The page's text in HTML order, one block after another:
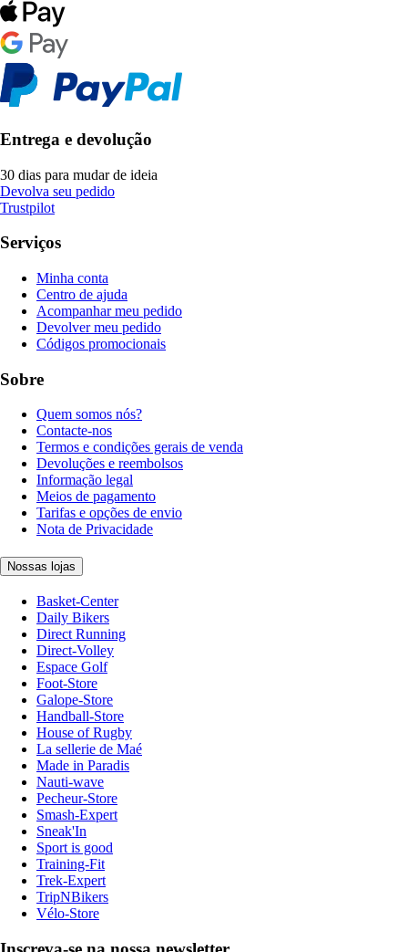
Entrega e devolução
30 dias para mudar de ideia
Devolva seu pedido
Trustpilot
Serviços
Minha conta
Centro de ajuda
Acompanhar meu pedido
Devolver meu pedido
Códigos promocionais
Sobre
Quem somos nós?
Contacte-nos
Termos e condições gerais de venda
Devoluções e reembolsos
Informação legal
Meios de pagamento
Tarifas e opções de envio
Nota de Privacidade
Nossas lojas
Basket-Center
Daily Bikers
Direct Running
Direct-Volley
Espace Golf
Foot-Store
Galope-Store
Handball-Store
House of Rugby
La sellerie de Maé
Made in Paradis
Nauti-wave
Pecheur-Store
Smash-Expert
Sneak'In
Sport is good
Training-Fit
Trek-Expert
TripNBikers
Vélo-Store